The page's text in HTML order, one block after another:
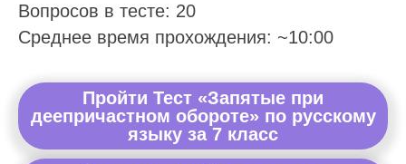
Вопросов в тесте: 20
Среднее время прохождения: ~10:00
Пройти Тест «Запятые при
деепричастном обороте» по русскому
языку за 7 класс